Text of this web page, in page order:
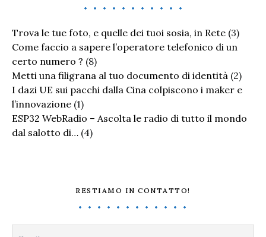
Trova le tue foto, e quelle dei tuoi sosia, in Rete (3)
Come faccio a sapere l’operatore telefonico di un
certo numero ? (8)
Metti una filigrana al tuo documento di identità (2)
I dazi UE sui pacchi dalla Cina colpiscono i maker e
l’innovazione (1)
ESP32 WebRadio – Ascolta le radio di tutto il mondo
dal salotto di… (4)
RESTIAMO IN CONTATTO!